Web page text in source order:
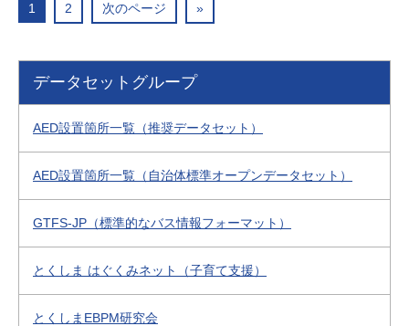
1 2 次のページ »
データセットグループ
AED設置箇所一覧（推奨データセット）
AED設置箇所一覧（自治体標準オープンデータセット）
GTFS-JP（標準的なバス情報フォーマット）
とくしま はぐくみネット（子育て支援）
とくしまEBPM研究会